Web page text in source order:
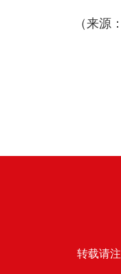
（来源
转载请